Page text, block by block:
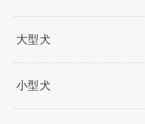
大型犬
小型犬